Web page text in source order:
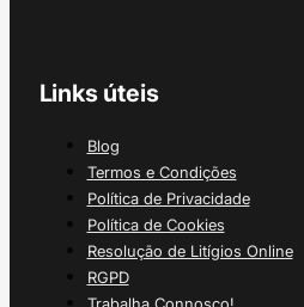
Links úteis
Blog
Termos e Condições
Política de Privacidade
Política de Cookies
Resolução de Litígios Online
RGPD
Trabalha Connosco!